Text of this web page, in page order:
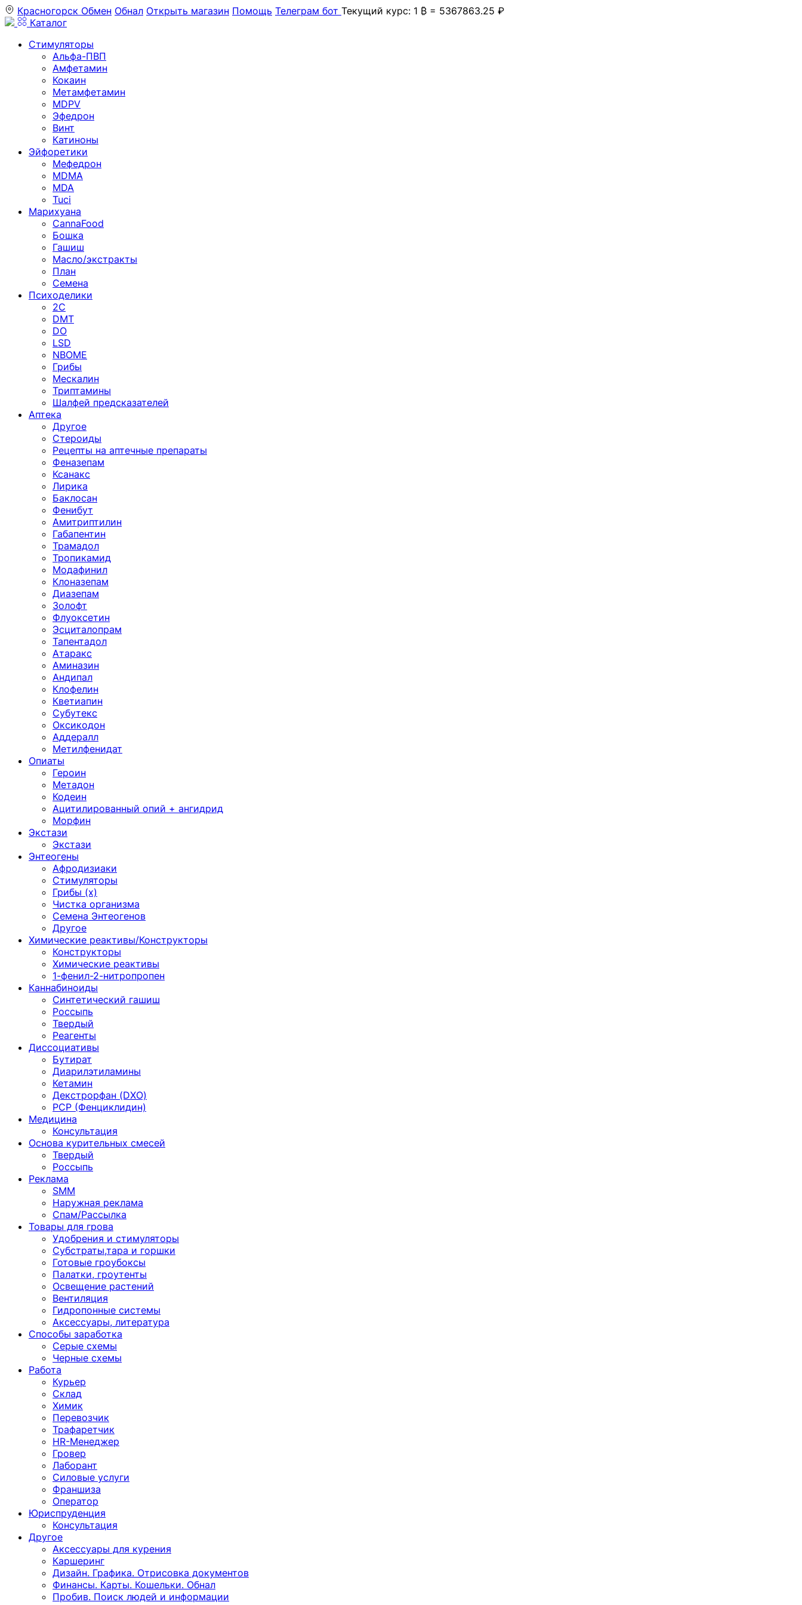
Красногорск Обмен Обнал Открыть магазин Помощь Телеграм бот Текущий курс: 1 ₿ = 5367863.25 ₽
Каталог
Стимуляторы
Альфа-ПВП
Амфетамин
Кокаин
Метамфетамин
MDPV
Эфедрон
Винт
Катиноны
Эйфоретики
Мефедрон
MDMA
MDA
Tuci
Марихуана
CannaFood
Бошка
Гашиш
Масло/экстракты
План
Семена
Психоделики
2C
DMT
DO
LSD
NBOME
Грибы
Мескалин
Триптамины
Шалфей предсказателей
Аптека
Другое
Стероиды
Рецепты на аптечные препараты
Феназепам
Ксанакс
Лирика
Баклосан
Фенибут
Амитриптилин
Габапентин
Трамадол
Тропикамид
Модафинил
Клоназепам
Диазепам
Золофт
Флуоксетин
Эсциталопрам
Тапентадол
Атаракс
Аминазин
Андипал
Клофелин
Кветиапин
Субутекс
Оксикодон
Аддералл
Метилфенидат
Опиаты
Героин
Метадон
Кодеин
Ацитилированный опий + ангидрид
Морфин
Экстази
Экстази
Энтеогены
Афродизиаки
Стимуляторы
Грибы (х)
Чистка организма
Семена Энтеогенов
Другое
Химические реактивы/Конструкторы
Конструкторы
Химические реактивы
1-фенил-2-нитропропен
Каннабиноиды
Синтетический гашиш
Россыпь
Твердый
Реагенты
Диссоциативы
Бутират
Диарилэтиламины
Кетамин
Декстрорфан (DXO)
PCP (Фенциклидин)
Медицина
Консультация
Основа курительных смесей
Твердый
Россыпь
Реклама
SMM
Наружная реклама
Спам/Рассылка
Товары для грова
Удобрения и стимуляторы
Субстраты,тара и горшки
Готовые гроубоксы
Палатки, гроутенты
Освещение растений
Вентиляция
Гидропонные системы
Аксессуары, литература
Способы заработка
Серые схемы
Черные схемы
Работа
Курьер
Склад
Химик
Перевозчик
Трафаретчик
HR-Менеджер
Гровер
Лаборант
Силовые услуги
Франшиза
Оператор
Юриспруденция
Консультация
Другoе
Аксессуары для курения
Каршеринг
Дизайн. Графика. Отрисовка документов
Финансы. Карты. Кошельки. Обнал
Пробив. Поиск людей и информации